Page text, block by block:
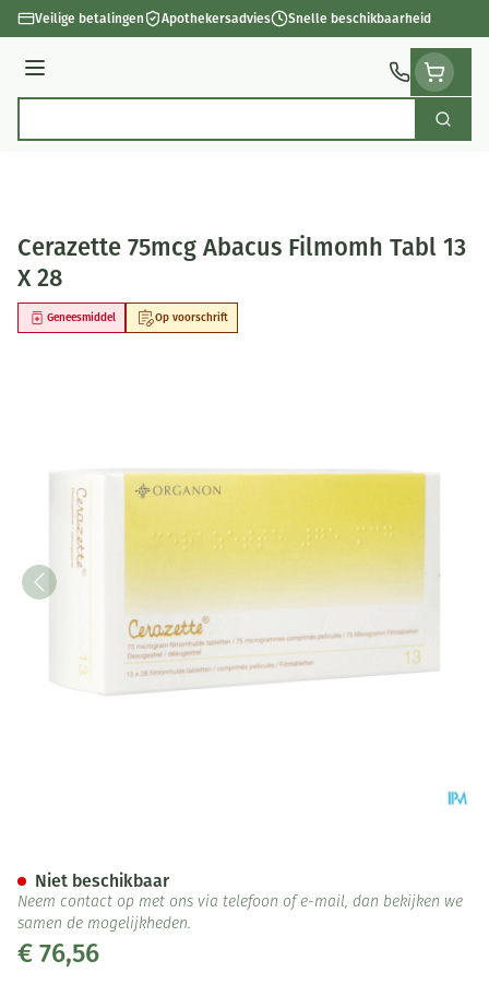
Ga naar de inhoud
Veilige betalingen Apothekersadvies Snelle beschikbaarheid
Menu
Zoek
Cerazette 75mcg Abacus Filmomh Tabl 13
X 28
Op voorschrift
Geneesmiddel
€ 76,56
Niet beschikbaar
Neem contact op met ons via telefoon of e-mail, dan bekijken we
samen de mogelijkheden.